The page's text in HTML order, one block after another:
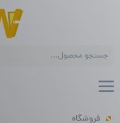
search
فروشگاه